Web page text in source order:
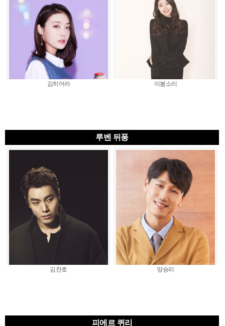
김히어라 이봄소리
루벤 뒤퐁
김찬호 양승리
피에르 퀴리